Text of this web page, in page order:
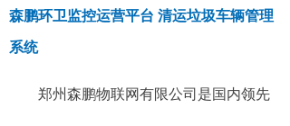
森鹏环卫监控运营平台 清运垃圾车辆管理
系统
郑州森鹏物联网有限公司是国内领先